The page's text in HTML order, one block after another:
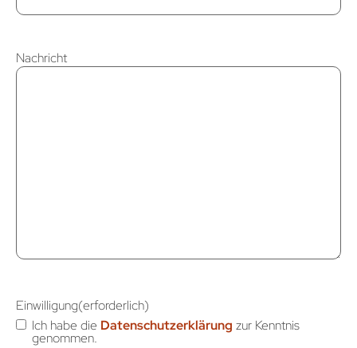
Nachricht
Einwilligung(erforderlich)
Ich habe die Datenschutzerklärung zur Kenntnis
genommen.